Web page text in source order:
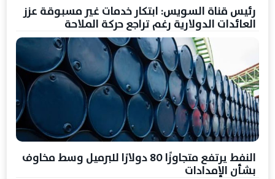
رئيس قناة السويس: ابتكار خدمات غير مسبوقة عزز
العائدات الدولارية رغم تراجع حركة الملاحة
النفط يرتفع متجاوزًا 80 دولارًا للبرميل وسط مخاوف
بشأن الإمدادات